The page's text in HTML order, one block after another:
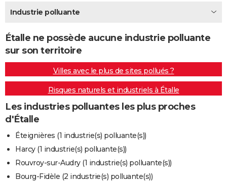
Destinations
City break
Voyage nature
Voyage de noces
Forum
Climat
+PHOTO
GUIDES D'ACHAT
BONS PLANS
CARTE DE VOEUX
Carte de Noël
Carte Bonne année
Carte Saint-Valentin
Carte d'anniversaire
DICTIONNAIRE
Dictionnaire
Biographies
Citations
Expressions
Proverbes
PROGRAMME TV
COPAINS D'AVANT
S'inscrire
Se connecter
Lycées
Collèges
Primaires
Universités
Entreprises
Service militaire
Avis de recherche
AVIS DE DÉCÈS
FORUM
Industrie polluante
Étalle ne possède aucune industrie polluante
sur son territoire
Villes avec le plus de sites pollués ?
Risques naturels et industriels à Étalle
Les industries polluantes les plus proches
d'Étalle
Éteignières (1 industrie(s) polluante(s))
Harcy (1 industrie(s) polluante(s))
Rouvroy-sur-Audry (1 industrie(s) polluante(s))
Bourg-Fidèle (2 industrie(s) polluante(s))